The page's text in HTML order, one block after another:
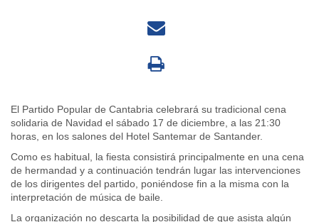
El Partido Popular de Cantabria celebrará su tradicional cena
solidaria de Navidad el sábado 17 de diciembre, a las 21:30
horas, en los salones del Hotel Santemar de Santander.
Como es habitual, la fiesta consistirá principalmente en una cena
de hermandad y a continuación tendrán lugar las intervenciones
de los dirigentes del partido, poniéndose fin a la misma con la
interpretación de música de baile.
La organización no descarta la posibilidad de que asista algún